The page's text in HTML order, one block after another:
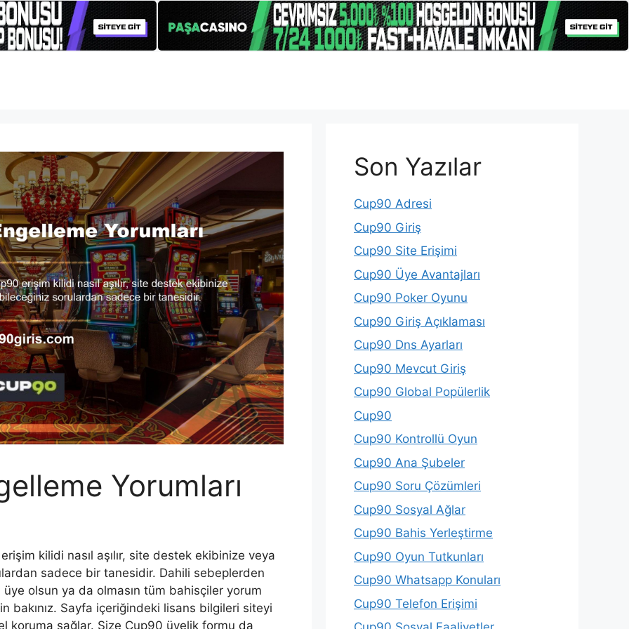
Yorumları
kilidi nasıl aşılır, site destek ekibinize veya
sadece bir tanesidir. Dahili sebeplerden
olsun ya da olmasın tüm bahisçiler yorum
bakınız. Sayfa içeriğindeki lisans bilgileri siteyi
koruma sağlar. Size Cup90 üyelik formu da
Son Yazılar
Cup90 Adresi
Cup90 Giriş
Cup90 Site Erişimi
Cup90 Üye Avantajları
Cup90 Poker Oyunu
Cup90 Giriş Açıklaması
Cup90 Dns Ayarları
Cup90 Mevcut Giriş
Cup90 Global Popülerlik
Cup90
Cup90 Kontrollü Oyun
Cup90 Ana Şubeler
Cup90 Soru Çözümleri
Cup90 Sosyal Ağlar
Cup90 Bahis Yerleştirme
Cup90 Oyun Tutkunları
Cup90 Whatsapp Konuları
Cup90 Telefon Erişimi